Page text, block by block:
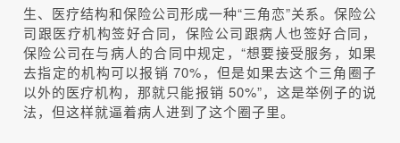
生、医疗结构和保险公司形成一种“三角恋”关系。保险公
司跟医疗机构签好合同，保险公司跟病人也签好合同，
保险公司在与病人的合同中规定，“想要接受服务，如果
去指定的机构可以报销 70%，但是如果去这个三角圈子
以外的医疗机构，那就只能报销 50%”，这是举例子的说
法，但这样就逼着病人进到了这个圈子里。